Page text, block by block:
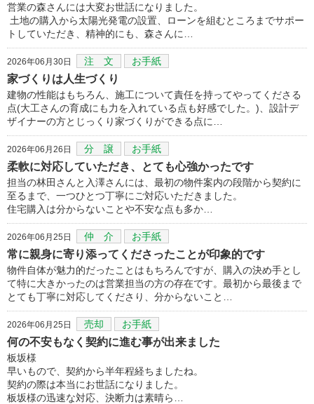
営業の森さんには大変お世話になりました。
土地の購入から太陽光発電の設置、ローンを組むところまでサポー
トしていただき、精神的にも、森さんに…
2026年06月30日 注 文 お手紙
家づくりは人生づくり
建物の性能はもちろん、施工について責任を持ってやってくださる
点(大工さんの育成にも力を入れている点も好感でした。)、設計デ
ザイナーの方とじっくり家づくりができる点に…
2026年06月26日 分 譲 お手紙
柔軟に対応していただき、とても心強かったです
担当の林田さんと入澤さんには、最初の物件案内の段階から契約に
至るまで、一つひとつ丁寧にご対応いただきました。
住宅購入は分からないことや不安な点も多か…
2026年06月25日 仲 介 お手紙
常に親身に寄り添ってくださったことが印象的です
物件自体が魅力的だったことはもちろんですが、購入の決め手とし
て特に大きかったのは営業担当の方の存在です。最初から最後まで
とても丁寧に対応してくださり、分からないこと…
2026年06月25日 売却 お手紙
何の不安もなく契約に進む事が出来ました
板坂様
早いもので、契約から半年程経ちましたね。
契約の際は本当にお世話になりました。
板坂様の迅速な対応、決断力は素晴ら…